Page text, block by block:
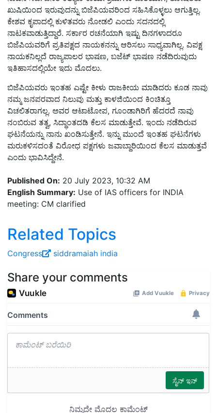
ಖುಷಿಯಿಂದ ಇರುವುದನ್ನು ಬಿಜೆಪಿಯವರಿಂದ ಸಹಿಸಿಕೊಳ್ಳಲು ಆಗುತ್ತಿಲ್ಲ.
ಕೇಶವ ಕೃಪಾದಲ್ಲಿ ಕುಳಿತವರು ನೋಡಲಿ ಎಂದು ಸದನದಲ್ಲಿ
ನಾಟಕವಾಡುತ್ತಿದ್ದಾರೆ. ಸರ್ಕಾರ ರಚನೆಯಾಗಿ ಇಷ್ಟು ದಿನಗಳಾದರೂ
ಬಿಜೆಪಿಯವರಿಗೆ ಪ್ರತಿಪಕ್ಷದ ನಾಯಕನನ್ನು ಆರಿಸಲು ಸಾಧ್ಯವಾಗಿಲ್ಲ. ವಿಪಕ್ಷ
ನಾಯಕನಿಲ್ಲದೆ ರಾಜ್ಯಪಾಲರ ಭಾಷಣ, ಬಜೆಟ್ ಭಾಷಣ ನಡೆದಿರುವುದು
ಇತಿಹಾಸದಲ್ಲಿಯೇ ಇದು ಮೊದಲು.
ಬಿಜೆಪಿಯವರು ಇಂತಹ ಎಷ್ಟೇ ಕೀಳು ರಾಜಕೀಯ ಮಾಡಿದರು ಕೂಡ ನಾವು
ನಮ್ಮ ಜನಪರವಾದ ನಿಲುವು ಮತ್ತು ಕಾಳಜಿಯಿಂದ ಕಿಂಚಿತ್ತೂ
ವಿಚಲಿತರಾಗಲ್ಲ. ಅವರ ಆಟಾಟೋಪ, ಗೂಂಡಾಗಿರಿಗೆ ಹೆದರದೆ ನಾವು
ನಂಬಿರುವ ತತ್ವ, ಸಿದ್ಧಾಂತದಡಿ ಕೆಲಸ ಮಾಡುತ್ತೇವೆ. ಇಂದು ನಡೆದಿರುವ
ಘಟನೆಯನ್ನು ನಾನು ಖಂಡಿಸುತ್ತೇನೆ. ಇನ್ನು ಮುಂದೆ ಇಂತಹ ಘಟನೆಗಳು
ಮರುಕಳಿಸದಂತೆ ವಿರೋಧ ಪಕ್ಷಗಳು ಜವಾಬ್ದಾರಿಯಿಂದ ಕೆಲಸ ಮಾಡುತ್ತವೆ
ಎಂದು ಭಾವಿಸಿದ್ದೇನೆ.
Published On: 20 July 2023, 10:32 AM
English Summary: Use of IAS officers for INDIA
meeting: CM clarified
Related Topics
Congress siddramaiah india
Share your comments